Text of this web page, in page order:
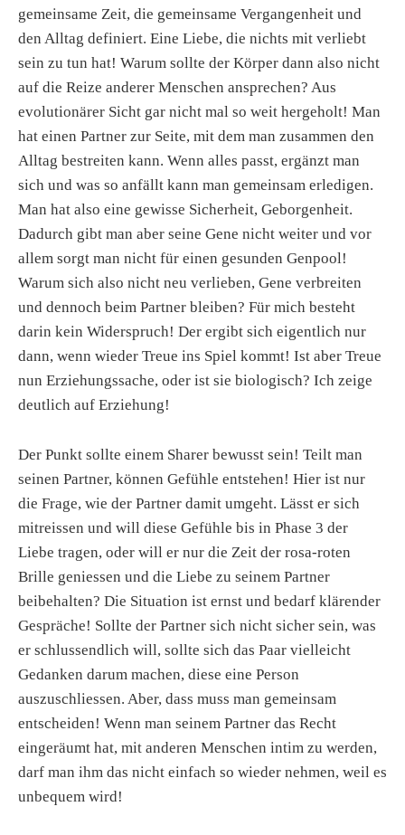
gemeinsame Zeit, die gemeinsame Vergangenheit und
den Alltag definiert. Eine Liebe, die nichts mit verliebt
sein zu tun hat! Warum sollte der Körper dann also nicht
auf die Reize anderer Menschen ansprechen? Aus
evolutionärer Sicht gar nicht mal so weit hergeholt! Man
hat einen Partner zur Seite, mit dem man zusammen den
Alltag bestreiten kann. Wenn alles passt, ergänzt man
sich und was so anfällt kann man gemeinsam erledigen.
Man hat also eine gewisse Sicherheit, Geborgenheit.
Dadurch gibt man aber seine Gene nicht weiter und vor
allem sorgt man nicht für einen gesunden Genpool!
Warum sich also nicht neu verlieben, Gene verbreiten
und dennoch beim Partner bleiben? Für mich besteht
darin kein Widerspruch! Der ergibt sich eigentlich nur
dann, wenn wieder Treue ins Spiel kommt! Ist aber Treue
nun Erziehungssache, oder ist sie biologisch? Ich zeige
deutlich auf Erziehung!
Der Punkt sollte einem Sharer bewusst sein! Teilt man
seinen Partner, können Gefühle entstehen! Hier ist nur
die Frage, wie der Partner damit umgeht. Lässt er sich
mitreissen und will diese Gefühle bis in Phase 3 der
Liebe tragen, oder will er nur die Zeit der rosa-roten
Brille geniessen und die Liebe zu seinem Partner
beibehalten? Die Situation ist ernst und bedarf klärender
Gespräche! Sollte der Partner sich nicht sicher sein, was
er schlussendlich will, sollte sich das Paar vielleicht
Gedanken darum machen, diese eine Person
auszuschliessen. Aber, dass muss man gemeinsam
entscheiden! Wenn man seinem Partner das Recht
eingeräumt hat, mit anderen Menschen intim zu werden,
darf man ihm das nicht einfach so wieder nehmen, weil es
unbequem wird!